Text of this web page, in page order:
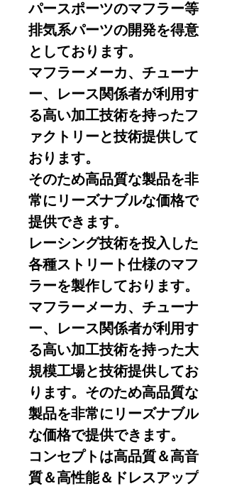
パースポーツのマフラー等
排気系パーツの開発を得意
としております。
マフラーメーカ、チューナ
ー、レース関係者が利用す
る高い加工技術を持ったフ
ァクトリーと技術提供して
おります。
そのため高品質な製品を非
常にリーズナブルな価格で
提供できます。
レーシング技術を投入した
各種ストリート仕様のマフ
ラーを製作しております。
マフラーメーカ、チューナ
ー、レース関係者が利用す
る高い加工技術を持った大
規模工場と技術提供してお
ります。そのため高品質な
製品を非常にリーズナブル
な価格で提供できます。
コンセプトは高品質＆高音
質＆高性能＆ドレスアップ